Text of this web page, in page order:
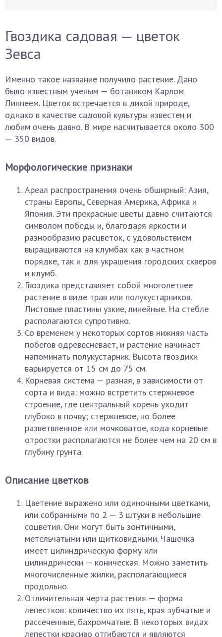
Гвоздика садовая — цветок
Зевса
Именно такое название получило растение. Дано
было известным ученым — ботаником Карлом
Линнеем. Цветок встречается в дикой природе,
однако в качестве садовой культуры известен и
любим очень давно. В мире насчитывается около 300
— 350 видов.
Морфологические признаки
Ареал распространения очень обширный: Азия,
страны Европы, Северная Америка, Африка и
Япония. Эти прекрасные цветы давно считаются
символом победы и, благодаря яркости и
разнообразию расцветок, с удовольствием
выращиваются на клумбах как в частном
порядке, так и для украшения городских скверов
и клумб.
Гвоздика представляет собой многолетнее
растение в виде трав или полукустарников.
Листовые пластины узкие, линейные. На стебле
располагаются супротивно.
Со временем у некоторых сортов нижняя часть
побегов одревесневает, и растение начинает
напоминать полукустарник. Высота гвоздики
варьируется от 15 см до 75 см.
Корневая система — разная, в зависимости от
сорта и вида: можно встретить стержневое
строение, где центральный корень уходит
глубоко в почву; стержневое, но более
разветвленное или мочковатое, кода корневые
отростки располагаются не более чем на 20 см в
глубину грунта.
Описание цветков
Цветение выражено или одиночными цветками,
или собранными по 2 — 3 штуки в небольшие
соцветия. Они могут быть зонтичными,
метельчатыми или щитковидными. Чашечка
имеет цилиндрическую форму или
цилиндрически — коническая. Можно заметить
многочисленные жилки, располагающиеся
продольно.
Отличительная черта растения — форма
лепестков: количество их пять, края зубчатые и
рассеченные, бахромчатые. В некоторых видах
лепестки красиво отгибаются и являются